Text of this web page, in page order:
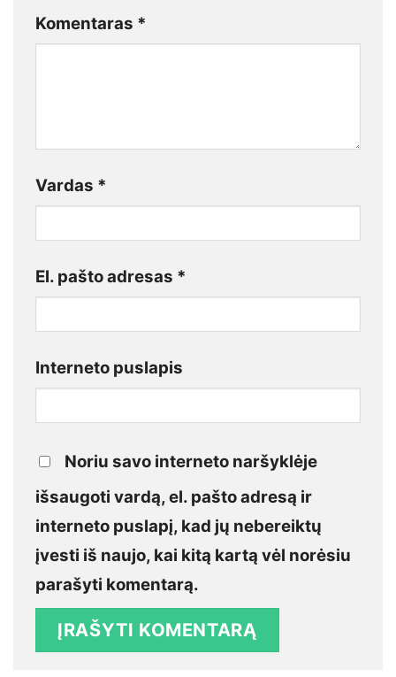
Komentaras *
Vardas *
El. pašto adresas *
Interneto puslapis
Noriu savo interneto naršyklėje
išsaugoti vardą, el. pašto adresą ir
interneto puslapį, kad jų nebereiktų
įvesti iš naujo, kai kitą kartą vėl norėsiu
parašyti komentarą.